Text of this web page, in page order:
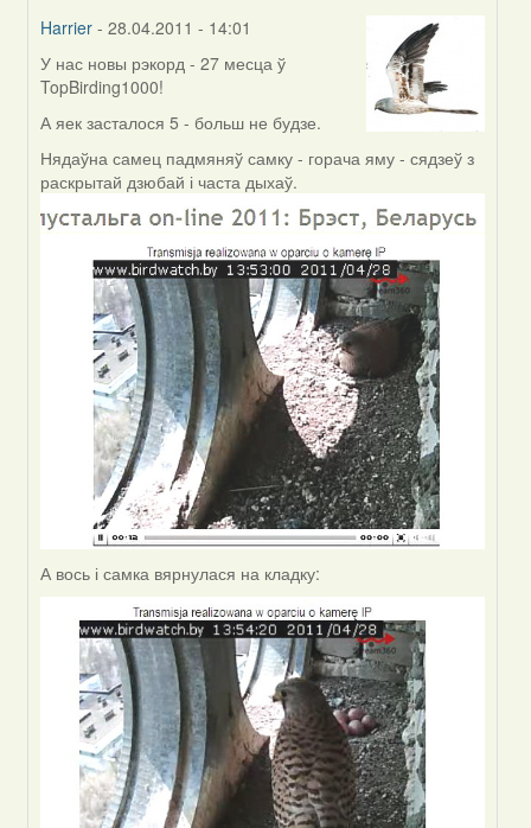
Harrier - 28.04.2011 - 14:01
In
reply
to
Зьміцер
(госць)
У нас новы рэкорд - 27 месца ў
TopBirding1000!
А яек засталося 5 - больш не будзе.
Нядаўна самец падмяняў самку - горача яму - сядзеў з
раскрытай дзюбай і часта дыхаў.
А вось і самка вярнулася на кладку: